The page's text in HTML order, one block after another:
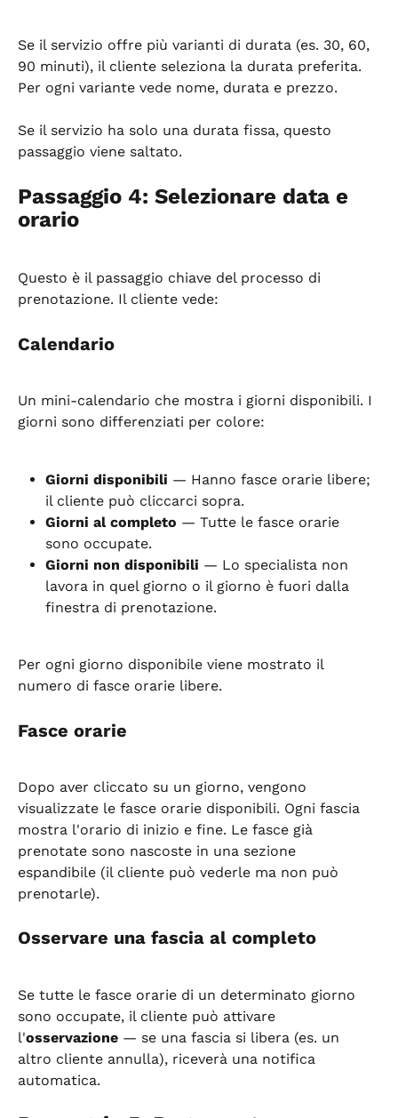
Se il servizio offre più varianti di durata (es. 30, 60,
90 minuti), il cliente seleziona la durata preferita.
Per ogni variante vede nome, durata e prezzo.
Se il servizio ha solo una durata fissa, questo
passaggio viene saltato.
Passaggio 4: Selezionare data e
orario
Questo è il passaggio chiave del processo di
prenotazione. Il cliente vede:
Calendario
Un mini-calendario che mostra i giorni disponibili. I
giorni sono differenziati per colore:
Giorni disponibili — Hanno fasce orarie libere;
il cliente può cliccarci sopra.
Giorni al completo — Tutte le fasce orarie
sono occupate.
Giorni non disponibili — Lo specialista non
lavora in quel giorno o il giorno è fuori dalla
finestra di prenotazione.
Per ogni giorno disponibile viene mostrato il
numero di fasce orarie libere.
Fasce orarie
Dopo aver cliccato su un giorno, vengono
visualizzate le fasce orarie disponibili. Ogni fascia
mostra l'orario di inizio e fine. Le fasce già
prenotate sono nascoste in una sezione
espandibile (il cliente può vederle ma non può
prenotarle).
Osservare una fascia al completo
Se tutte le fasce orarie di un determinato giorno
sono occupate, il cliente può attivare
l'osservazione — se una fascia si libera (es. un
altro cliente annulla), riceverà una notifica
automatica.